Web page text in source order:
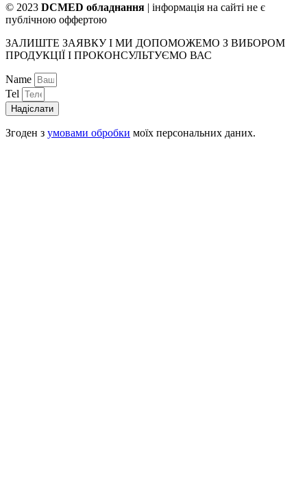
© 2023 DCMED обладнання | інформація на сайті не є
публічною оффертою
ЗАЛИШТЕ ЗАЯВКУ І МИ ДОПОМОЖЕМО З ВИБОРОМ
ПРОДУКЦІЇ І ПРОКОНСУЛЬТУЄМО ВАС
Name
Tel
Надіслати
Згоден з умовами обробки моїх персональних даних.